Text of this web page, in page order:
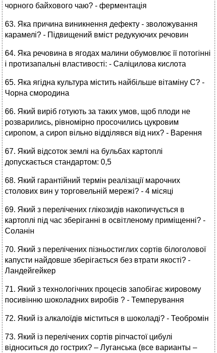
чорного байхового чаю? - ферментація
63. Яка причина виникнення дефекту - зволожування
карамелі? - Підвищений вміст редукуючих речовин
64. Яка речовина в ягодах малини обумовлює її потогінні
і протизапальні властивості: - Саліцилова кислота
65. Яка ягідна культура містить найбільше вітаміну С? -
Чорна смородина
66. Який виріб готують за таких умов, щоб плоди не
розварились, рівномірно просочились цукровим
сиропом, а сироп вільно відділявся від них? - Варення
67. Який відсоток землі на бульбах картоплі
допускається стандартом: 0,5
68. Який гарантійний термін реалізації марочних
столових вин у торговельній мережі? - 4 місяці
69. Який з перелічених глікозидів накопичується в
картоплі під час зберіганні в освітленому приміщенні? -
Соланін
70. Який з перелічених пізньостиглих сортів білоголової
капусти найдовше зберігається без втрати якості? -
Ландейгейкер
71. Який з технологічних процесів запобігає жировому
посивінню шоколадних виробів ? - Темперування
72. Який із алкалоїдів міститься в шоколаді? - Теобромін
73. Який із перелічених сортів ріпчастої цибулі
відноситься до гострих? – Луганська (все варианты –